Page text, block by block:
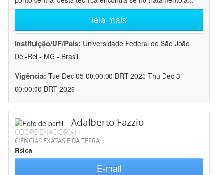
leia mais
Instituição/UF/País: Universidade Federal de São João
Del-Rei - MG - Brasil
Vigência: Tue Dec 05 00:00:00 BRT 2023-Thu Dec 31
00:00:00 BRT 2026
Adalberto Fazzio
COORDENADOR(A)
CIÊNCIAS EXATAS E DA TERRA
Física
E-mail